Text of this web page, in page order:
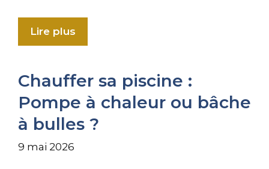
Lire plus
Chauffer sa piscine :
Pompe à chaleur ou bâche
à bulles ?
9 mai 2026